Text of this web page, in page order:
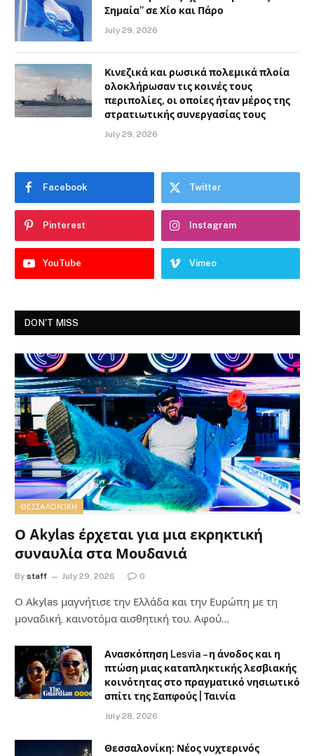
Σημαία” σε Χίο και Πάρο
July 29, 2026
Κινεζικά και ρωσικά πολεμικά πλοία
ολοκλήρωσαν τις κοινές τους
περιπολίες, οι οποίες ήταν μέρος της
στρατιωτικής συνεργασίας τους
July 29, 2026
Facebook Twitter
Pinterest Instagram
YouTube Vimeo
DON'T MISS
ΘΕΣΣΑΛΟΝΊΚΗ
Ο Akylas έρχεται για μια εκρηκτική
συναυλία στα Μουδανιά
By staff July 29, 2026 0
Ο Αkylas μαγνήτισε την Ελλάδα και την Ευρώπη με τη
μοναδική, καινοτόμα αισθητική του. Αφού…
Ανασκόπηση Lesvia – η άνοδος και η
πτώση μιας καταπληκτικής λεσβιακής
κοινότητας στο πραγματικό νησιωτικό
σπίτι της Σαπφούς | Ταινία
July 28, 2026
Θεσσαλονίκη: Νέος νυχτερινός